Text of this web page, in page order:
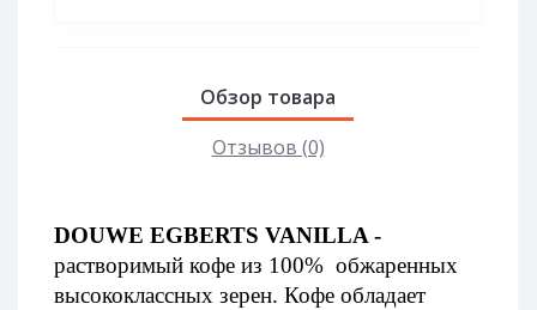
Обзор товара
Отзывов (0)
DOUWE EGBERTS VANILLA -
растворимый кофе из 100%  обжаренных
высококлассных зерен. Кофе обладает